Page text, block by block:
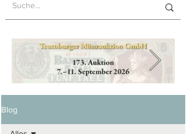
Blog